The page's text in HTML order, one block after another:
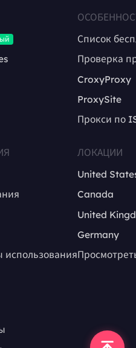
Список
Проверка
CroxyProxy
ProxySite
Прокси по
использования
ЛОКАЦИИ
United
Canada
United
Germany